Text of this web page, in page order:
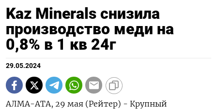
Kaz Minerals снизила
производство меди на
0,8% в 1 кв 24г
29.05.2024
АЛМА-АТА, 29 мая (Рейтер) - Крупный